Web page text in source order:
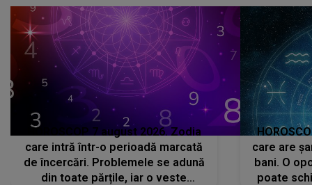
HOROSCOP 7 august 2026. Zodia
care intră într-o perioadă marcată
de încercări. Problemele se adună
din toate părțile, iar o veste
care are
bani. O
poate